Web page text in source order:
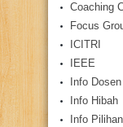
Coaching
Focus
ICITRI
IEEE
Info Dosen
Info Hibah
Info Pilihan